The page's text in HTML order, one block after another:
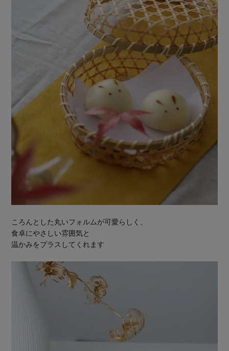
ころんとした丸いフォルムが可愛らしく、
食卓にやさしい雰囲気と
温かみをプラスしてくれます